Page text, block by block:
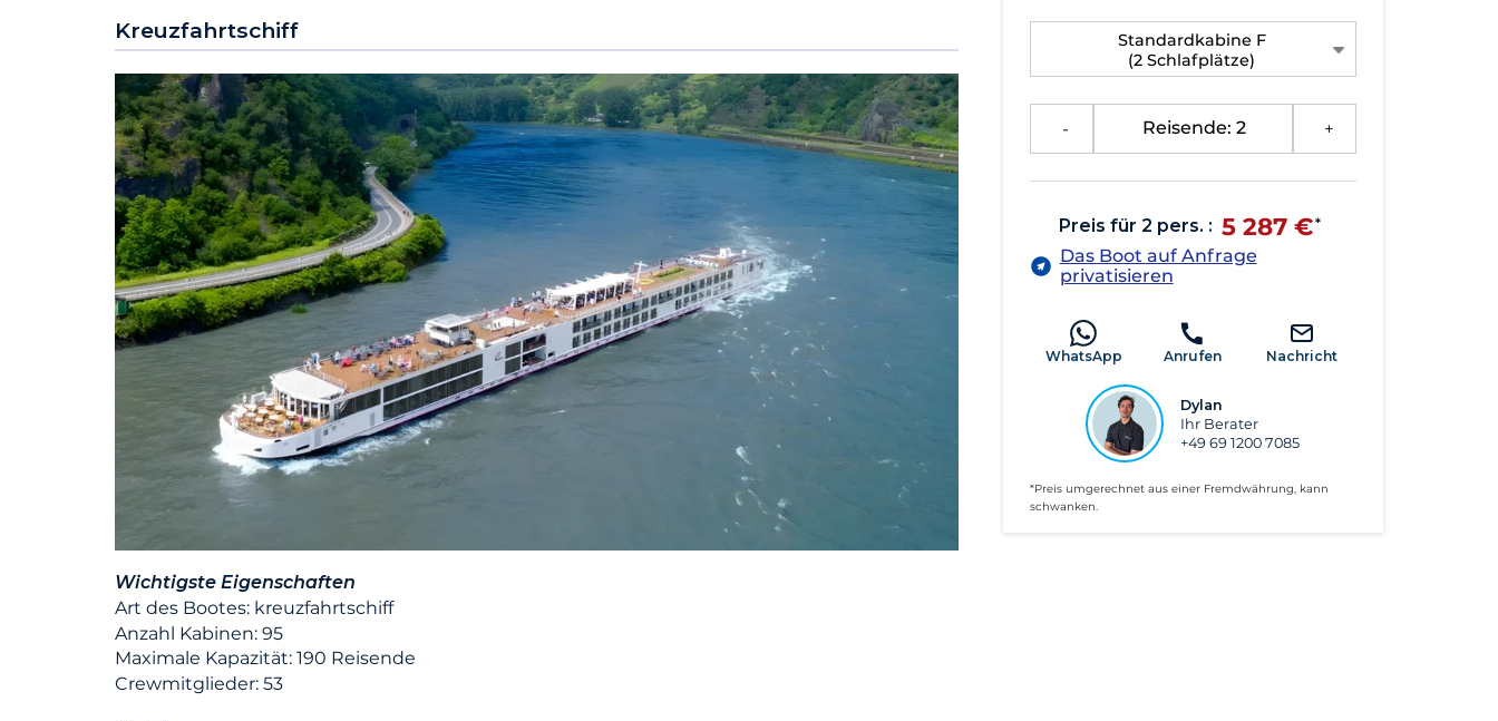
Kreuzfahrtschiff
Wichtigste Eigenschaften
Art des Bootes: kreuzfahrtschiff
Anzahl Kabinen: 95
Maximale Kapazität: 190 Reisende
Crewmitglieder: 53
Standardkabine F
(2 Schlafplätze)
Reisende: 2
Preis für 2 pers. : 5 287 €
*
Das Boot auf Anfrage
privatisieren
WhatsApp Anrufen Nachricht
Dylan
Ihr Berater
+49 69 1200 7085
*Preis umgerechnet aus einer Fremdwährung, kann
schwanken.